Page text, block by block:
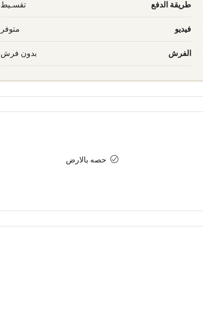
طريقة الدفع تقسـيط
فيديو متوفر
الفرش بدون فرش
حصه بالارض